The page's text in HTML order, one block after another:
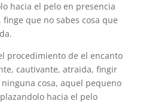
hacia el pelo en presencia
que no sabes cosa que
procedimiento de el encanto
cautivante, atraida, fingir
cosa, aquel pequeno
hacia el pelo